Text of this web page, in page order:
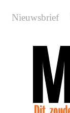
Nieuwsbrief